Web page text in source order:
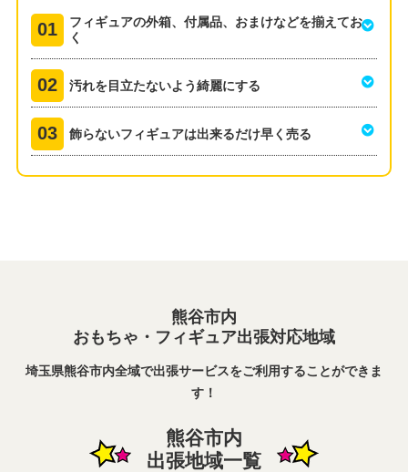
フィギュアの外箱、付属品、おまけなどを揃えてお
く
汚れを目立たないよう綺麗にする
飾らないフィギュアは出来るだけ早く売る
熊谷市内
おもちゃ・フィギュア出張対応地域
埼玉県熊谷市内全域で出張サービスをご利用することができま
す！
熊谷市内
出張地域一覧